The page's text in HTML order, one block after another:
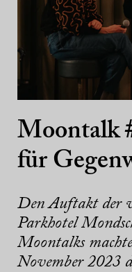
Moontalk
für
Den Auftakt der
Parkhotel
Moontalks
November 2023